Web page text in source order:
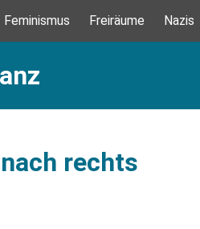
Feminismus Freiräume Nazis
rechts